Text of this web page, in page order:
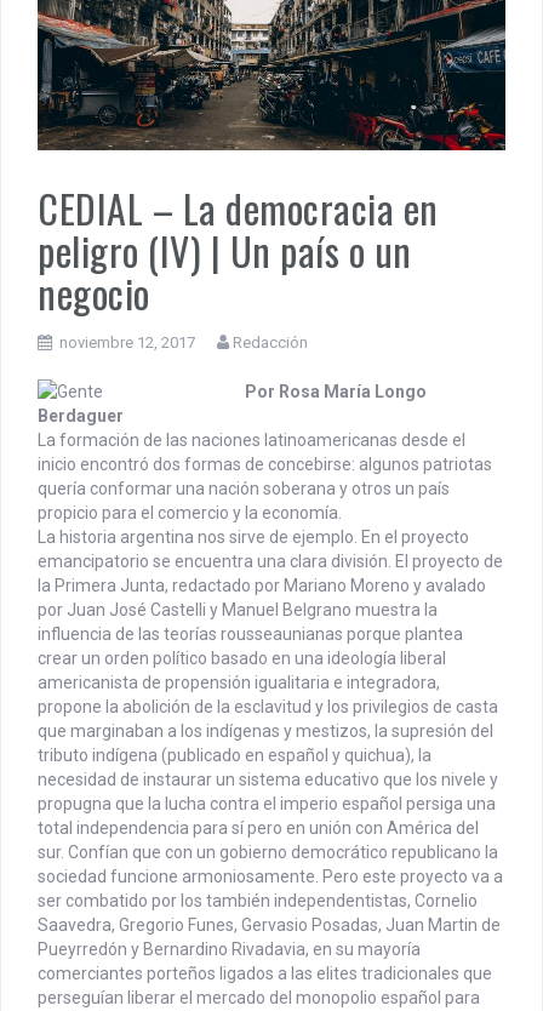
PENSAR UNA SEÑAL | Se echan los dados éticos de la
sustentibilidad. | 6 DE AGOSTO: SOBERANIA TERRITORIAL,
ECONOMICA Y POLITICA
DOCUMENTO CEDIAL | Repudiamos las declaraciones ofensivas
Milei contra la República Federativa del Brasil.
CEDIAL – La democracia en
peligro (IV) | Un país o un
negocio
noviembre 12, 2017 Redacción
Por Rosa María Longo
Berdaguer
La formación de las naciones latinoamericanas desde el
inicio encontró dos formas de concebirse: algunos patriotas
quería conformar una nación soberana y otros un país
propicio para el comercio y la economía.
La historia argentina nos sirve de ejemplo. En el proyecto
emancipatorio se encuentra una clara división. El proyecto de
la Primera Junta, redactado por Mariano Moreno y avalado
por Juan José Castelli y Manuel Belgrano muestra la
influencia de las teorías rousseaunianas porque plantea
crear un orden político basado en una ideología liberal
americanista de propensión igualitaria e integradora,
propone la abolición de la esclavitud y los privilegios de casta
que marginaban a los indígenas y mestizos, la supresión del
tributo indígena (publicado en español y quichua), la
necesidad de instaurar un sistema educativo que los nivele y
propugna que la lucha contra el imperio español persiga una
total independencia para sí pero en unión con América del
sur. Confían que con un gobierno democrático republicano la
sociedad funcione armoniosamente. Pero este proyecto va a
ser combatido por los también independentistas, Cornelio
Saavedra, Gregorio Funes, Gervasio Posadas, Juan Martin de
Pueyrredón y Bernardino Rivadavia, en su mayoría
comerciantes porteños ligados a las elites tradicionales que
perseguían liberar el mercado del monopolio español para